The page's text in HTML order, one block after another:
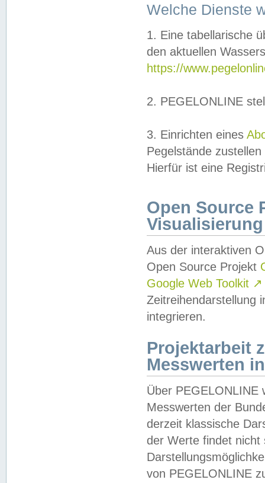
Welche Dienste
1. Eine tabellarische
den aktuellen
https://
2. PEGELONLINE
3. Einrichten eines
Pegelstände
Hierfür ist eine
Open Source
Visualisierung
Aus der interaktiven
Open Source Projekt
Google Web Toolkit ↗
Zeitreihendarstellung
integrieren.
Projektarbeit
Messwerten
Über PEGELONLINE
Messwerten der
derzeit klassische
der Werte findet
von PEGELONLINE